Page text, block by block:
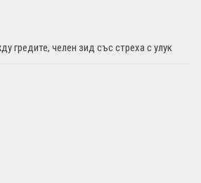
гредите, челен зид със стреха с улук